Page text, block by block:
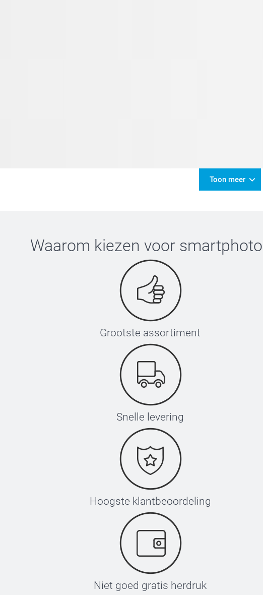
Toon meer
Waarom kiezen voor smartphoto
Grootste assortiment
Snelle levering
Hoogste klantbeoordeling
Niet goed gratis herdruk